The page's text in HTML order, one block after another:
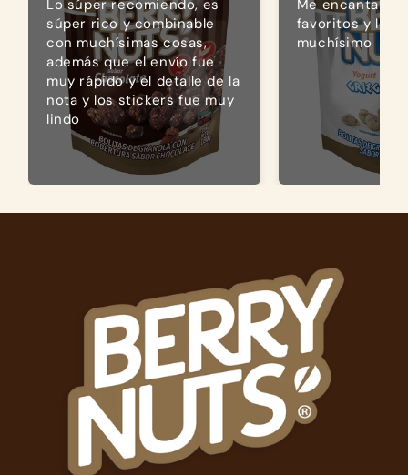
Lo súper recomiendo, es
súper rico y combinable
con muchísimas cosas,
además que el envío fue
muy rápido y el detalle de la
nota y los stickers fue muy
lindo
Me encantan,
favoritos y los
muchísimo